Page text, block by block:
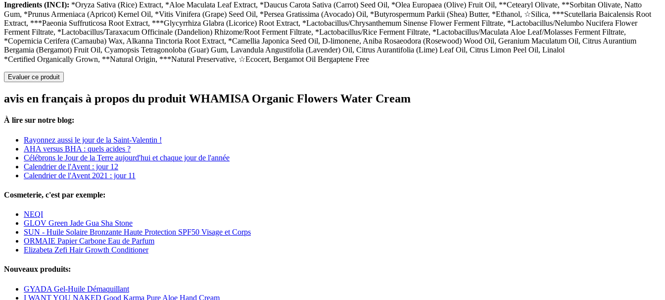
Ingredients (INCI): *Oryza Sativa (Rice) Extract, *Aloe Maculata Leaf Extract, *Daucus Carota Sativa (Carrot) Seed Oil, *Olea Europaea (Olive) Fruit Oil, **Cetearyl Olivate, **Sorbitan Olivate, Natto
Gum, *Prunus Armeniaca (Apricot) Kernel Oil, *Vitis Vinifera (Grape) Seed Oil, *Persea Gratissima (Avocado) Oil, *Butyrospermum Parkii (Shea) Butter, *Ethanol, ☆Silica, ***Scutellaria Baicalensis Root
Extract, ***Paeonia Suffruticosa Root Extract, ***Glycyrrhiza Glabra (Licorice) Root Extract, *Lactobacillus/Chrysanthemum Sinense Flower Ferment Filtrate, *Lactobacillus/Nelumbo Nucifera Flower
Ferment Filtrate, *Lactobacillus/Taraxacum Officinale (Dandelion) Rhizome/Root Ferment Filtrate, *Lactobacillus/Rice Ferment Filtrate, *Lactobacillus/Maculata Aloe Leaf/Molasses Ferment Filtrate,
*Copernicia Cerifera (Carnauba) Wax, Alkanna Tinctoria Root Extract, *Camellia Japonica Seed Oil, D-limonene, Aniba Rosaeodora (Rosewood) Wood Oil, Geranium Maculatum Oil, Citrus Aurantium
Bergamia (Bergamot) Fruit Oil, Cyamopsis Tetragonoloba (Guar) Gum, Lavandula Angustifolia (Lavender) Oil, Citrus Aurantifolia (Lime) Leaf Oil, Citrus Limon Peel Oil, Linalol
*Certified Organically Grown, **Natural Origin, ***Natural Preservative, ☆Ecocert, Bergamot Oil Bergaptene Free
Evaluer ce produit
avis en français à propos du produit WHAMISA Organic Flowers Water Cream
À lire sur notre blog:
Rayonnez aussi le jour de la Saint-Valentin !
AHA versus BHA : quels acides ?
Célébrons le Jour de la Terre aujourd'hui et chaque jour de l'année
Calendrier de l'Avent : jour 12
Calendrier de l'Avent 2021 : jour 11
Cosmeterie, c'est par exemple:
NEQI
GLOV Green Jade Gua Sha Stone
SUN - Huile Solaire Bronzante Haute Protection SPF50 Visage et Corps
ORMAIE Papier Carbone Eau de Parfum
Elizabeta Zefi Hair Growth Conditioner
Nouveaux produits:
GYADA Gel-Huile Démaquillant
I WANT YOU NAKED Good Karma Pure Aloe Hand Cream